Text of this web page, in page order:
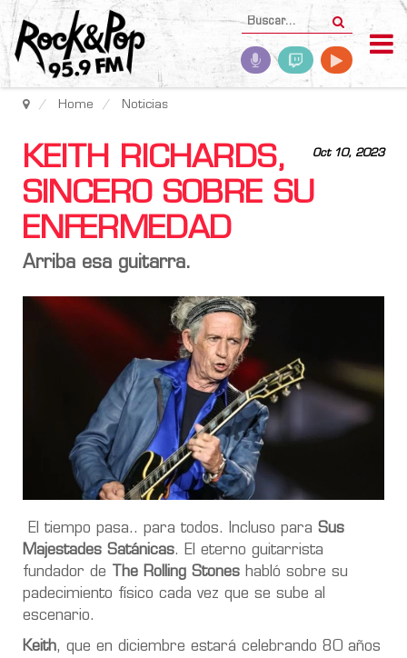
Home Noticias
Oct 10, 2023
KEITH RICHARDS,
SINCERO SOBRE SU
ENFERMEDAD
Arriba esa guitarra.
El tiempo pasa.. para todos. Incluso para Sus
Majestades Satánicas. El eterno guitarrista
fundador de The Rolling Stones habló sobre su
padecimiento físico cada vez que se sube al
escenario.
Keith, que en diciembre estará celebrando 80 años